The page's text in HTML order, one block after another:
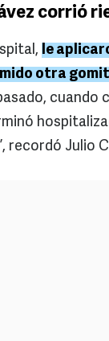
corrió
le
otra
cuando
recordó Julio